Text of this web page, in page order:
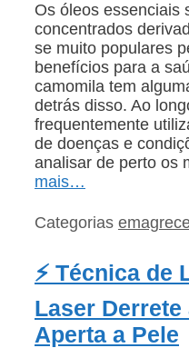
Os óleos essenciais
concentrados
se muito populares
benefícios para a
camomila tem
detrás disso. Ao
frequentemente
de doenças e
analisar de perto os
mais…
Categorias
⚡ Técnica de
Laser Derrete
Aperta a Pele